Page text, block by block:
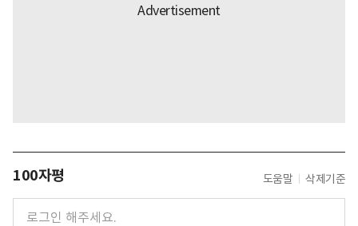
100자평 도움말 삭제기준